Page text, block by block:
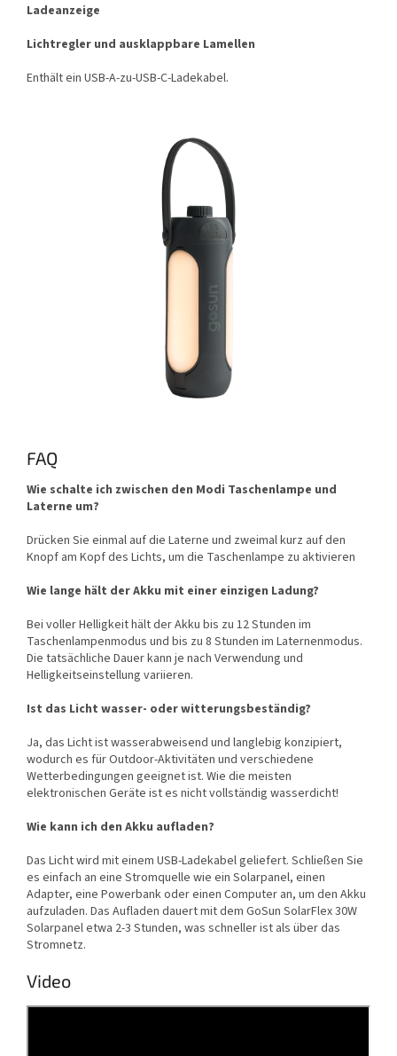
Ladeanzeige
Lichtregler und ausklappbare Lamellen
Enthält ein USB-A-zu-USB-C-Ladekabel.
FAQ
Wie schalte ich zwischen den Modi Taschenlampe und
Laterne um?
Drücken Sie einmal auf die Laterne und zweimal kurz auf den
Knopf am Kopf des Lichts, um die Taschenlampe zu aktivieren
Wie lange hält der Akku mit einer einzigen Ladung?
Bei voller Helligkeit hält der Akku bis zu 12 Stunden im
Taschenlampenmodus und bis zu 8 Stunden im Laternenmodus.
Die tatsächliche Dauer kann je nach Verwendung und
Helligkeitseinstellung variieren.
Ist das Licht wasser- oder witterungsbeständig?
Ja, das Licht ist wasserabweisend und langlebig konzipiert,
wodurch es für Outdoor-Aktivitäten und verschiedene
Wetterbedingungen geeignet ist. Wie die meisten
elektronischen Geräte ist es nicht vollständig wasserdicht!
Wie kann ich den Akku aufladen?
Das Licht wird mit einem USB-Ladekabel geliefert. Schließen Sie
es einfach an eine Stromquelle wie ein Solarpanel, einen
Adapter, eine Powerbank oder einen Computer an, um den Akku
aufzuladen. Das Aufladen dauert mit dem GoSun SolarFlex 30W
Solarpanel etwa 2-3 Stunden, was schneller ist als über das
Stromnetz.
Video